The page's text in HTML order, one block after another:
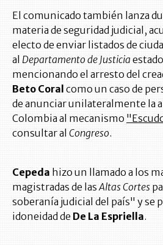
El comunicado también lanza
materia de seguridad judicial,
electo de enviar listados de
al Departamento de Justicia
mencionando el arresto del
Beto Coral como un caso de
de anunciar unilateralmente la
Colombia al mecanismo
consultar al Congreso.
Cepeda hizo un llamado a los
magistradas de las Altas Cortes
soberanía judicial del país" y se
idoneidad de De La Espriella.